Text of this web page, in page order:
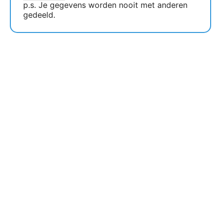
p.s. Je gegevens worden nooit met anderen
gedeeld.